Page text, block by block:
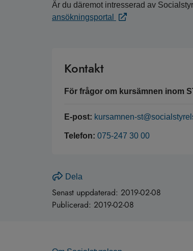
Är du däremot intresserad av
ansökningsportal
Kontakt
För frågor om kursämnen inom
E-post: kursamnen-
Telefon: 075-247 30 00
Dela
Senast uppdaterad: 2019-02-08
Publicerad: 2019-02-08